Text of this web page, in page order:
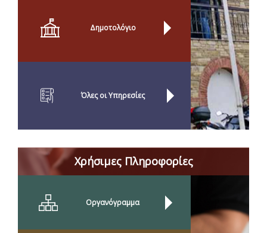
Δημοτολόγιο
Όλες οι Yπηρεσίες
Χρήσιμες Πληροφορίες
Οργανόγραμμα